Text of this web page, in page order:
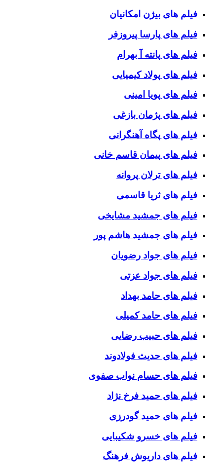
فیلم های بیژن امکانیان
فیلم های پارسا پیروزفر
فیلم های پانته آ بهرام
فیلم های پولاد کیمیایی
فیلم های پویا امینی
فیلم های پژمان بازغی
فیلم های پگاه آهنگرانی
فیلم های پیمان قاسم خانی
فیلم های ترلان پروانه
فیلم های ثریا قاسمی
فیلم های جمشید مشایخی
فیلم های جمشید هاشم پور
فیلم های جواد رضویان
فیلم های جواد عزتی
فیلم های حامد بهداد
فیلم های حامد کمیلی
فیلم های حبیب رضایی
فیلم های حدیث فولادوند
فیلم های حسام نواب صفوی
فیلم های حمید فرخ نژاد
فیلم های حمید گودرزی
فیلم های خسرو شکیبایی
فیلم های داریوش فرهنگ